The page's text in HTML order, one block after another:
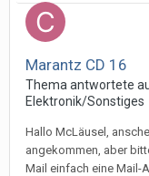
Marantz CD 16
Thema antwortete
Elektronik/Sonstiges
Hallo McLäusel,
angekommen, aber
Mail einfach eine Mail-